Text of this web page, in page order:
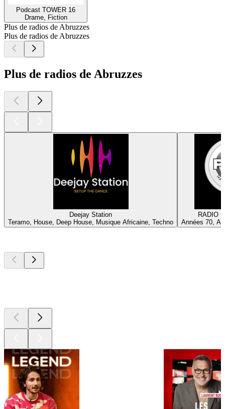
Podcast TOWER 16
Drame, Fiction
Plus de radios de Abruzzes
Plus de radios de Abruzzes
Plus de radios de Abruzzes
Deejay Station
Teramo, House, Deep House, Musique Africaine, Techno
RADIO
Années 70,